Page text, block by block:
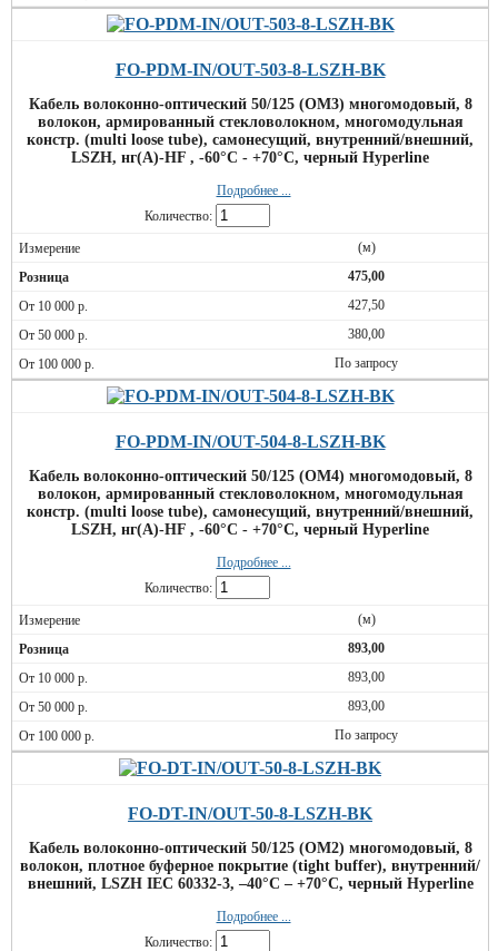
FO-PDM-IN/OUT-503-8-LSZH-BK
Кабель волоконно-оптический 50/125 (OM3) многомодовый, 8
волокон, армированный стекловолокном, многомодульная
констр. (multi loose tube), самонесущий, внутренний/внешний,
LSZH, нг(А)-HF , -60°С - +70°С, черный Hyperline
Подробнее ...
Количество:
(м)
475,00
427,50
380,00
По запросу
FO-PDM-IN/OUT-504-8-LSZH-BK
Кабель волоконно-оптический 50/125 (OM4) многомодовый, 8
волокон, армированный стекловолокном, многомодульная
констр. (multi loose tube), самонесущий, внутренний/внешний,
LSZH, нг(А)-HF , -60°С - +70°С, черный Hyperline
Подробнее ...
Количество:
(м)
893,00
893,00
893,00
По запросу
FO-DT-IN/OUT-50-8-LSZH-BK
Кабель волоконно-оптический 50/125 (OM2) многомодовый, 8
волокон, плотное буферное покрытие (tight buffer), внутренний/
внешний, LSZH IEC 60332-3, –40°C – +70°C, черный Hyperline
Подробнее ...
Количество: